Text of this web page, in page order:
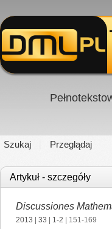
Szukaj Przeglądaj
Artykuł - szczegóły
Discussiones
2013 33 1-2 | 151-169